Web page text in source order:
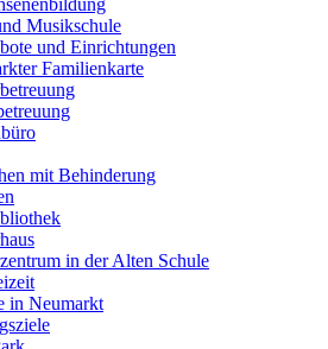
Musikschule
und Einrichtungen
Familienkarte
mit Behinderung
in der Alten Schule
in Neumarkt